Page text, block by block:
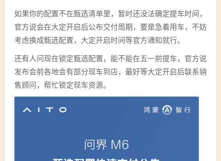
如果你的配置不在甄选清单里，暂时还没法确定提车时间，
官方说会在大定开启后公布交付周期，要是急着用车，不妨
考虑换成甄选配置，大定开启时间等官方通知就行。
还有人问现在锁定甄选配置，能不能在五一前提车，官方说
发布会前各地会有部分现车到店，最好等大定开启后联系销
售顾问，帮忙锁定现车资源。